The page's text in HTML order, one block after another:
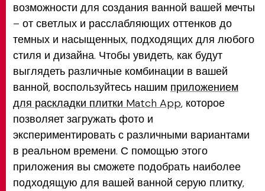
возможности для создания ванной вашей мечты
– от светлых и расслабляющих оттенков до
темных и насыщенных, подходящих для любого
стиля и дизайна. Чтобы увидеть, как будут
выглядеть различные комбинации в вашей
ванной, воспользуйтесь нашим приложением
для раскладки плитки Match App, которое
позволяет загружать фото и
экспериментировать с различными вариантами
в реальном времени. С помощью этого
приложения вы сможете подобрать наиболее
подходящую для вашей ванной серую плитку,